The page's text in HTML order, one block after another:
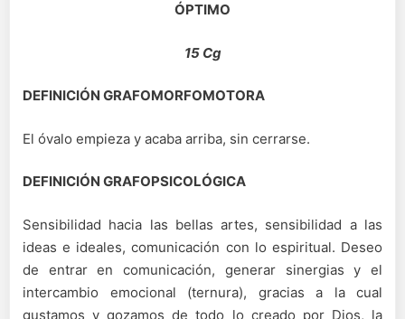
ÓPTIMO
15 Cg
DEFINICIÓN GRAFOMORFOMOTORA
El óvalo empieza y acaba arriba, sin cerrarse.
DEFINICIÓN GRAFOPSICOLÓGICA
Sensibilidad hacia las bellas artes, sensibilidad a las
ideas e ideales, comunicación con lo espiritual. Deseo
de entrar en comunicación, generar sinergias y el
intercambio emocional (ternura), gracias a la cual
gustamos y gozamos de todo lo creado por Dios, la